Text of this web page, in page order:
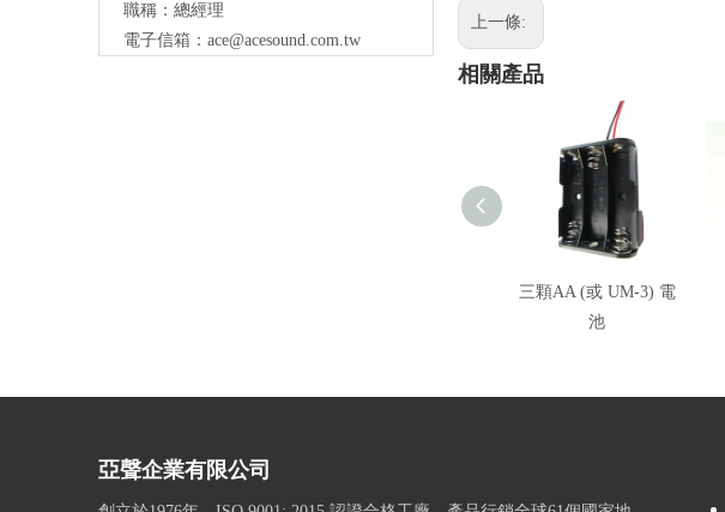
職稱：總經理
電子信箱： ace@acesound.com.tw
上一條:
相關產品
三顆AA (或 UM-3) 電
池
亞聲企業有限公司